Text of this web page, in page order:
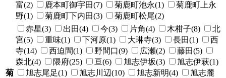
富(2)
鹿本町御宇田(7) 菊鹿町池永(1)
菊鹿町上永
野(1)
菊鹿町下内田(3) 菊鹿町松尾(2)
菊
赤星(3) 出田(4) 今(3) 片角(4) 木柑子(8)
北
宮(5)
重味(1) 下河原(1) 大琳寺(3) 長田(1)
西
寺(14)
西迫間(1) 野間口(9) 広瀬(2)
藤田(5)
森北(4)
隈府(25) 亘(6) 旭志伊坂(3)
旭志伊萩(1)
旭志尾足(1)
旭志川辺(10) 旭志新明(4)
旭志麓